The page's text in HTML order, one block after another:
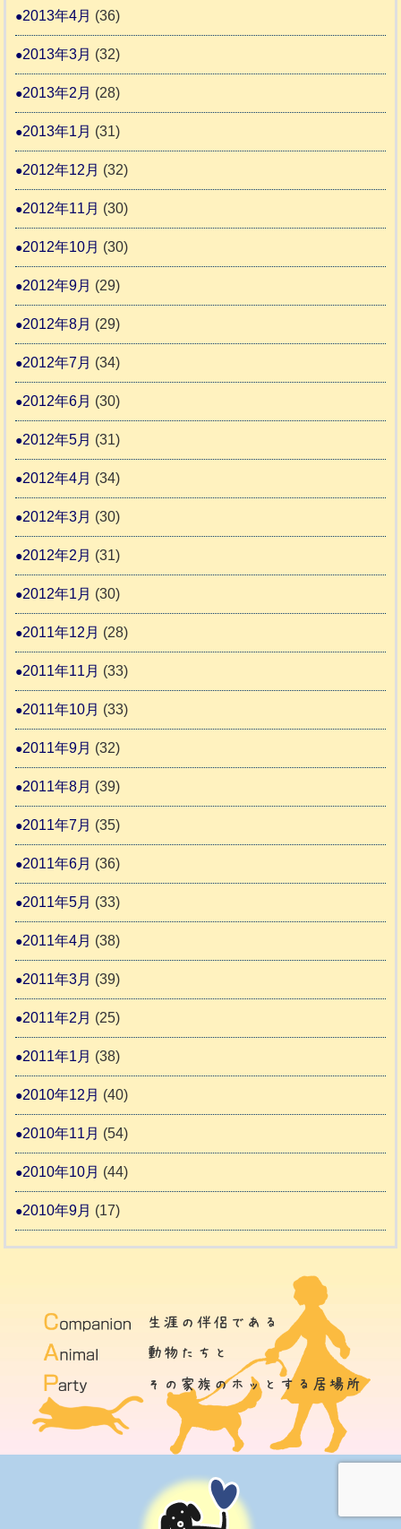
2013年4月 (36)
2013年3月 (32)
2013年2月 (28)
2013年1月 (31)
2012年12月 (32)
2012年11月 (30)
2012年10月 (30)
2012年9月 (29)
2012年8月 (29)
2012年7月 (34)
2012年6月 (30)
2012年5月 (31)
2012年4月 (34)
2012年3月 (30)
2012年2月 (31)
2012年1月 (30)
2011年12月 (28)
2011年11月 (33)
2011年10月 (33)
2011年9月 (32)
2011年8月 (39)
2011年7月 (35)
2011年6月 (36)
2011年5月 (33)
2011年4月 (38)
2011年3月 (39)
2011年2月 (25)
2011年1月 (38)
2010年12月 (40)
2010年11月 (54)
2010年10月 (44)
2010年9月 (17)